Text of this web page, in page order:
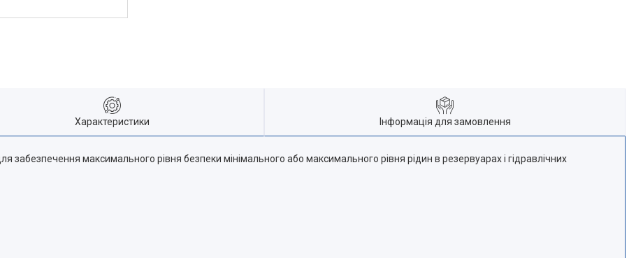
Характеристики Інформація для замовлення
забезпечення максимального рівня безпеки мінімального або максимального рівня рідин в резервуарах і гідравлічних